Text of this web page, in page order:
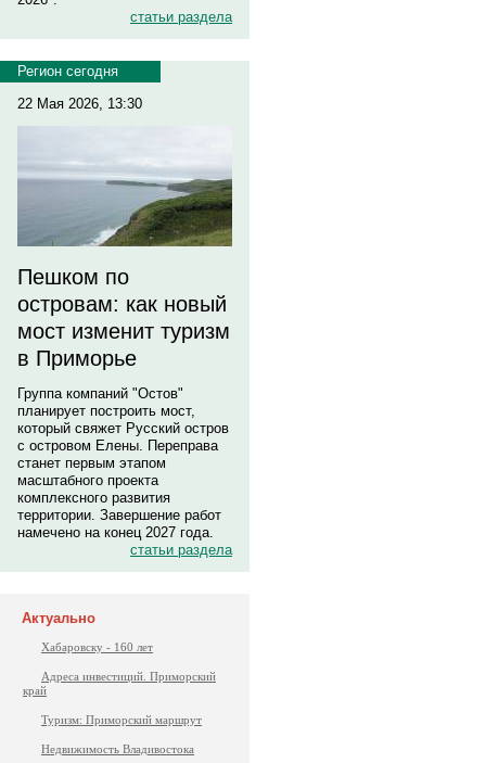
статьи раздела
Регион сегодня
22 Мая 2026, 13:30
Пешком по
островам: как новый
мост изменит туризм
в Приморье
Группа компаний "Остов"
планирует построить мост,
который свяжет Русский остров
с островом Елены. Переправа
станет первым этапом
масштабного проекта
комплексного развития
территории. Завершение работ
намечено на конец 2027 года.
статьи раздела
Актуально
Хабаровску - 160 лет
Адреса инвестиций. Приморский
край
Туризм: Приморский маршрут
Недвижимость Владивостока